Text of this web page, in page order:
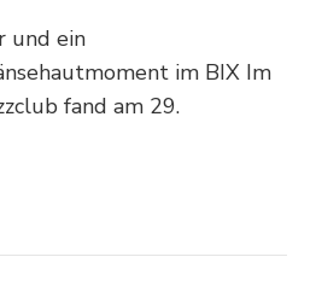
und ein
im BIX Im
fand am 29.